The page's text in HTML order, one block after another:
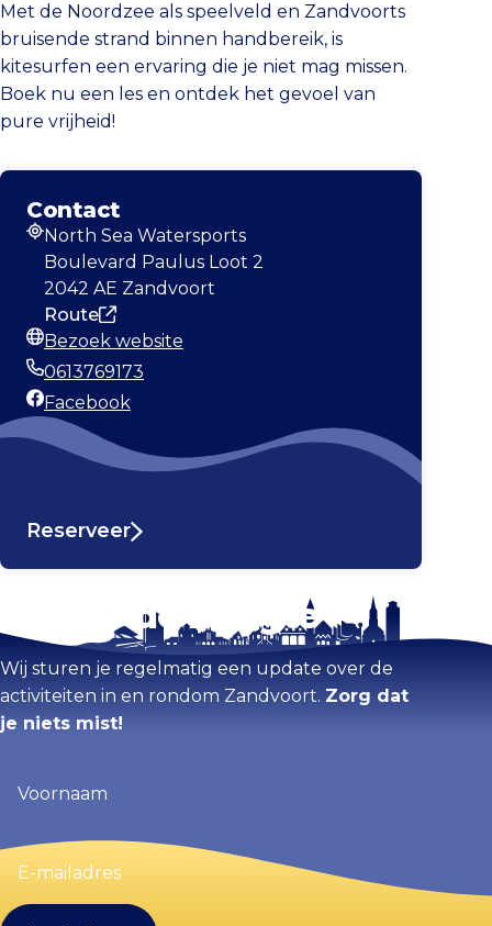
Met de Noordzee als speelveld en Zandvoorts
bruisende strand binnen handbereik, is
kitesurfen een ervaring die je niet mag missen.
Boek nu een les en ontdek het gevoel van
pure vrijheid!
Contact
Adres
North Sea Watersports
Boulevard Paulus Loot 2
2042 AE Zandvoort
Route
Website
Bezoek website
Telefoonnummer
0613769173
Facebook
Facebook
Reserveer
Kaart vergroten
Blijf op de hoogte
Wij sturen je regelmatig een update over de
activiteiten in en rondom Zandvoort. Zorg dat
je niets mist!
(Vereist)
E-
mailadres